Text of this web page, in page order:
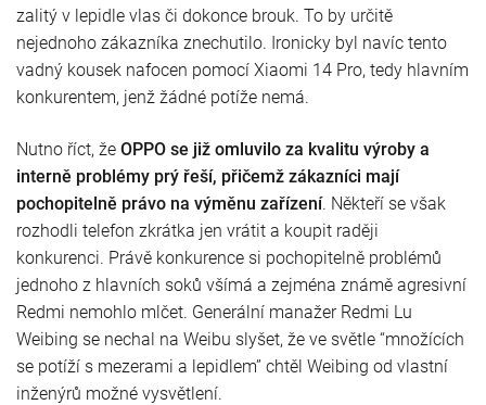
zalitý v lepidle vlas či dokonce brouk. To by určitě
nejednoho zákazníka znechutilo. Ironicky byl navíc tento
vadný kousek nafocen pomocí Xiaomi 14 Pro, tedy hlavním
konkurentem, jenž žádné potíže nemá.
Nutno říct, že OPPO se již omluvilo za kvalitu výroby a
interně problémy prý řeší, přičemž zákazníci mají
pochopitelně právo na výměnu zařízení. Někteří se však
rozhodli telefon zkrátka jen vrátit a koupit raději
konkurenci. Právě konkurence si pochopitelně problémů
jednoho z hlavních soků všímá a zejména známě agresivní
Redmi nemohlo mlčet. Generální manažer Redmi Lu
Weibing se nechal na Weibu slyšet, že ve světle “množících
se potíží s mezerami a lepidlem” chtěl Weibing od vlastní
inženýrů možné vysvětlení.